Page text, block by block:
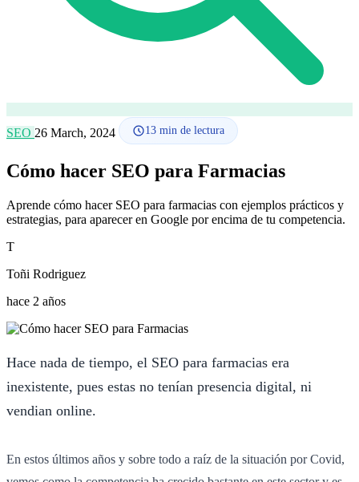
SEO 26 March, 2024 13 min de lectura
Cómo hacer SEO para Farmacias
Aprende cómo hacer SEO para farmacias con ejemplos prácticos y
estrategias, para aparecer en Google por encima de tu competencia.
T
Toñi Rodriguez
hace 2 años
Hace nada de tiempo, el SEO para farmacias era
inexistente, pues estas no tenían presencia digital, ni
vendian online.
En estos últimos años y sobre todo a raíz de la situación por Covid,